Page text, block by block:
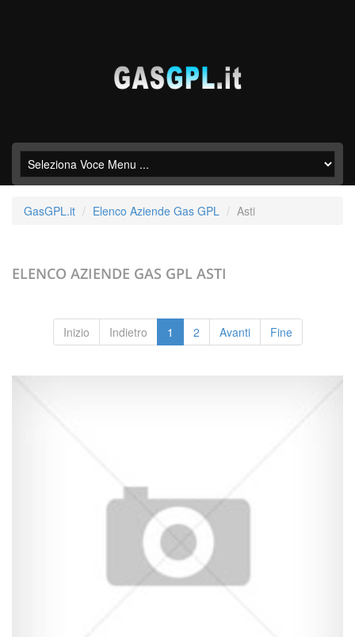
GasGPL.it Elenco Aziende Gas GPL Asti
ELENCO AZIENDE GAS GPL ASTI
Inizio Indietro 1 2 Avanti Fine